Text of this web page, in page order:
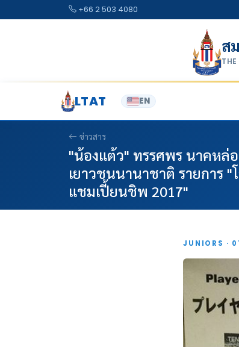
+66 2 503 4080
ส
LTAT EN
ข่าวสาร
"น้องแต้ว" ทรรศพร นาคหล่
เยาวชนนานาชาติ รายการ "
แชมเปี้ยนชิพ 2017"
JUNIORS ·